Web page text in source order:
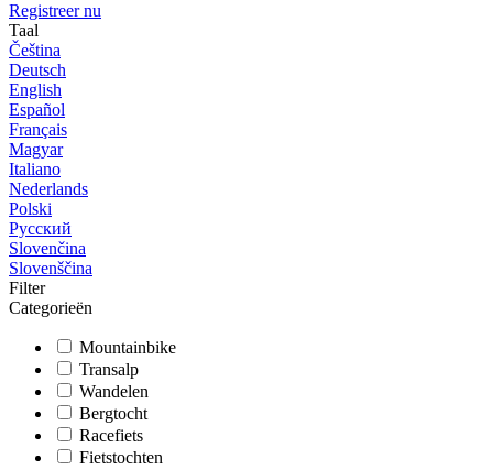
Registreer nu
Taal
Čeština
Deutsch
English
Español
Français
Magyar
Italiano
Nederlands
Polski
Русский
Slovenčina
Slovenščina
Filter
Categorieën
Mountainbike
Transalp
Wandelen
Bergtocht
Racefiets
Fietstochten